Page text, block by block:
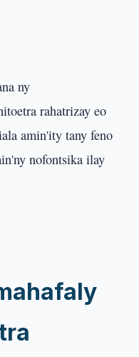
ny
rahatrizay eo
amin'ity tany feno
nofontsika ilay